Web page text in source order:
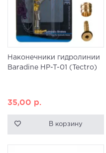
Наконечники гидролинии
Baradine HP-T-01 (Tectro)
35,00 р.
В корзину